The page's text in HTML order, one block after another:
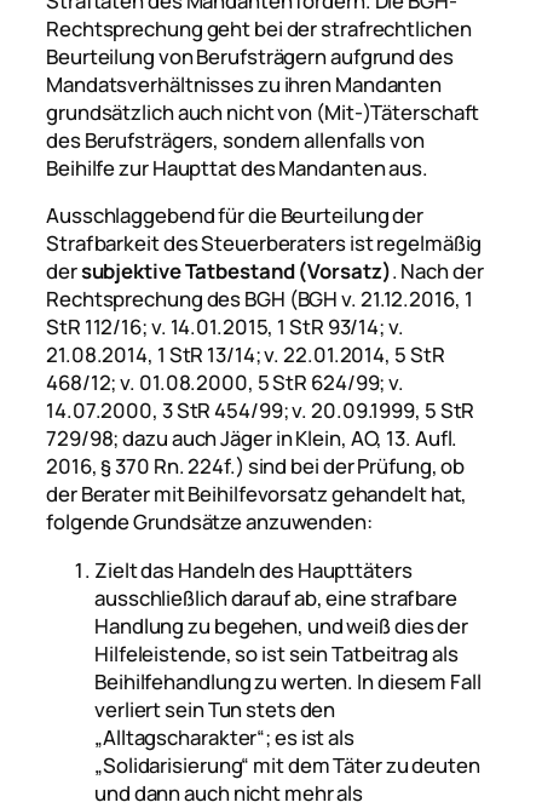
Rechtsprechung geht bei der strafrechtlichen
Beurteilung von Berufsträgern aufgrund des
Mandatsverhältnisses zu ihren Mandanten
grundsätzlich auch nicht von (Mit-)Täterschaft
des Berufsträgers, sondern allenfalls von
Beihilfe zur Haupttat des Mandanten aus.
Ausschlaggebend für die Beurteilung der
Strafbarkeit des Steuerberaters ist regelmäßig
dersubjektive Tatbestand (Vorsatz). Nach der
Rechtsprechung des BGH (BGH v. 21.12.2016, 1
StR 112/16; v. 14.01.2015, 1 StR 93/14; v.
21.08.2014, 1 StR 13/14; v. 22.01.2014, 5 StR
468/12; v. 01.08.2000, 5 StR 624/99; v.
14.07.2000, 3 StR 454/99; v. 20.09.1999, 5 StR
729/98; dazu auchJägerin Klein, AO, 13. Aufl.
2016, § 370 Rn. 224f.) sind bei der Prüfung, ob
der Berater mit Beihilfevorsatz gehandelt hat,
folgende Grundsätze anzuwenden:
Zielt das Handeln des Haupttäters
ausschließlich darauf ab, eine strafbare
Handlung zu begehen, und weiß dies der
Hilfeleistende, so ist sein Tatbeitrag als
Beihilfehandlung zu werten. In diesem Fall
verliert sein Tun stets den
„Alltagscharakter“; es ist als
„Solidarisierung“ mit dem Täter zu deuten
und dann auch nicht mehr als